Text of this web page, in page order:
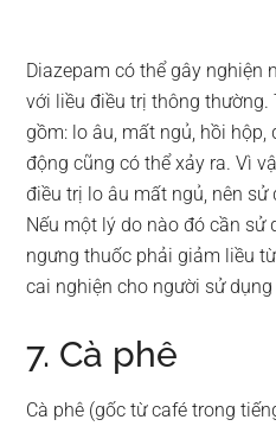
Diazepam có thể gây nghiện
với liều điều trị thông
gồm: lo âu, mất ngủ, hồi
động cũng có thể xảy ra. Vì
điều trị lo âu mất ngủ, nên
Nếu một lý do nào đó cần sử
ngưng thuốc phải giảm liều
cai nghiện cho người sử
7. Cà phê
Cà phê (gốc từ café trong